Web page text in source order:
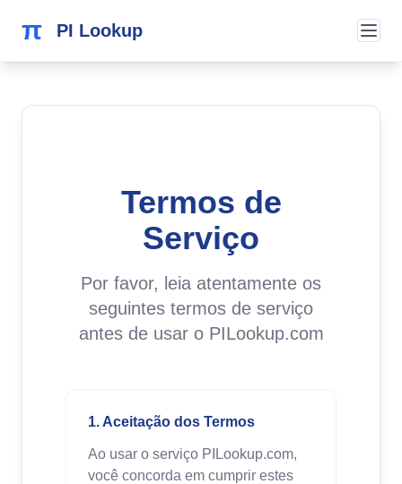
π PI Lookup
Termos de
Serviço
Por favor, leia atentamente os
seguintes termos de serviço
antes de usar o PILookup.com
1. Aceitação dos Termos
Ao usar o serviço PILookup.com,
você concorda em cumprir estes